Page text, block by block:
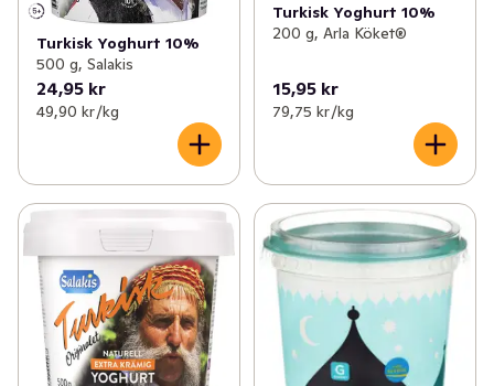
Turkisk Yoghurt 10%
500 g, Salakis
24,95 kr
49,90 kr /kg
Turkisk Yoghurt 10%
200 g, Arla Köket®
15,95 kr
79,75 kr /kg